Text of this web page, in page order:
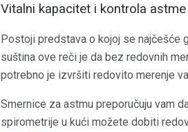
Vitalni kapacitet i kontrola astme
Postoji predstava o kojoj se najčešće
suština ove reči je da bez redovnih
potrebno je izvršiti redovito merenje
Smernice za astmu preporučuju vam
spirometrije u kući možete dobiti